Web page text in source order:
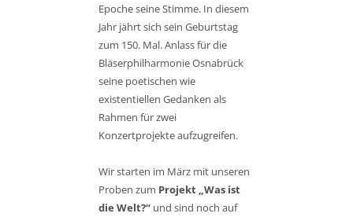
Epoche seine Stimme. In diesem
Jahr jährt sich sein Geburtstag
zum 150. Mal. Anlass für die
Bläserphilharmonie Osnabrück
seine poetischen wie
existentiellen Gedanken als
Rahmen für zwei
Konzertprojekte aufzugreifen.
Wir starten im März mit unseren
Proben zum Projekt „Was ist
die Welt?“ und sind noch auf